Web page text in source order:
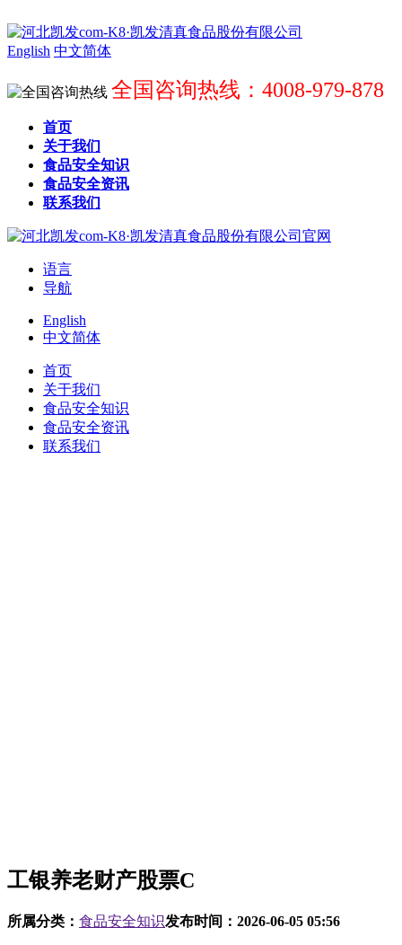
English 中文简体
全国咨询热线：4008-979-878
首页
关于我们
食品安全知识
食品安全资讯
联系我们
语言
导航
English
中文简体
首页
关于我们
食品安全知识
食品安全资讯
联系我们
工银养老财产股票C
所属分类： 食品安全知识发布时间： 2026-06-05 05:56